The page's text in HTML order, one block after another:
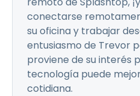
conectarse
su oficina y trabajar
entusiasmo de Trevor
proviene de su interés
tecnología puede
cotidiana.